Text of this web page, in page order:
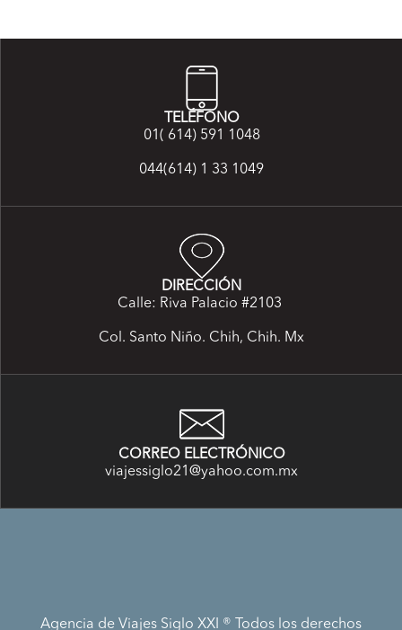
TELÉFONO
01( 614) 591 1048
044(614) 1 33 1049
DIRECCIÓN
Calle: Riva Palacio #2103
Col. Santo Niño. Chih, Chih. Mx
CORREO ELECTRÓNICO
viajessiglo21@yahoo.com.mx
Agencia de Viajes Siglo XXI ® Todos los derechos